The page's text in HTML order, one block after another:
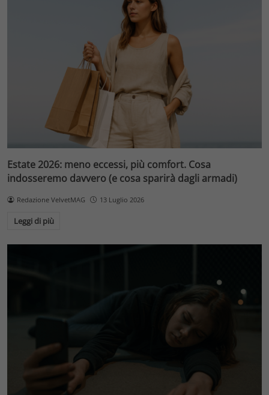
Estate 2026: meno eccessi, più comfort. Cosa
indosseremo davvero (e cosa sparirà dagli armadi)
Redazione VelvetMAG 13 Luglio 2026
Leggi di più